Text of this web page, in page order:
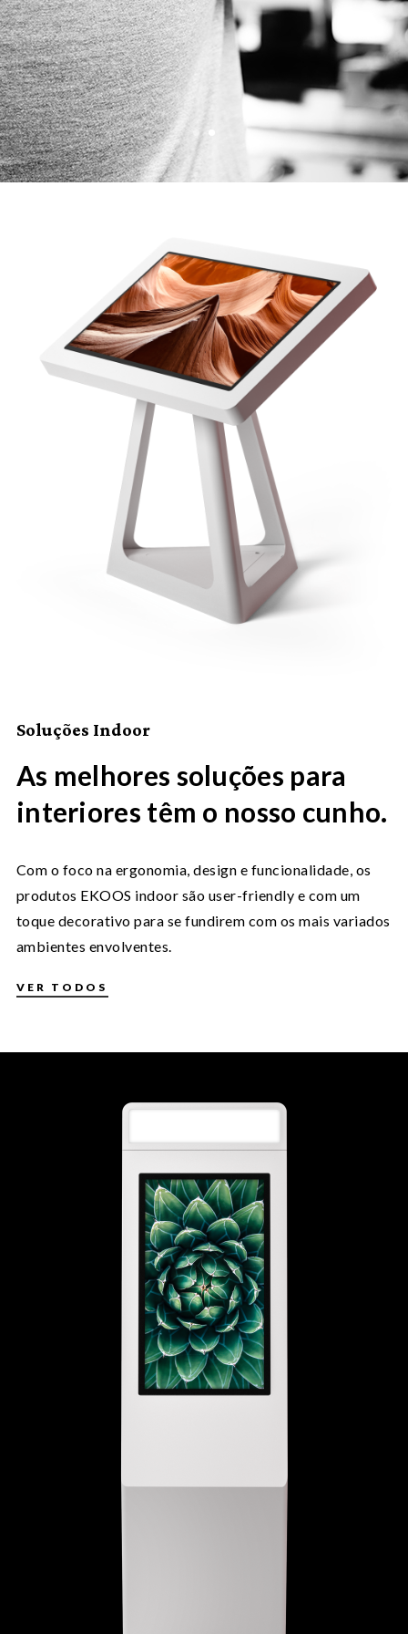
Soluções Indoor
As melhores soluções para
interiores têm o nosso cunho.
Com o foco na ergonomia, design e funcionalidade, os
produtos EKOOS indoor são user-friendly e com um
toque decorativo para se fundirem com os mais variados
ambientes envolventes.
VER TODOS